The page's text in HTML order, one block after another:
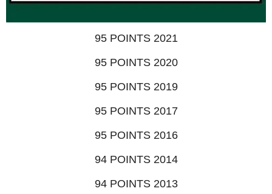
95 POINTS 2021
95 POINTS 2020
95 POINTS 2019
95 POINTS 2017
95 POINTS 2016
94 POINTS 2014
94 POINTS 2013